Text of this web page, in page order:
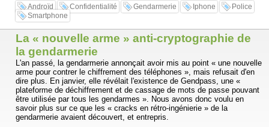
Androïd Confidentialité Gendarmerie Iphone
Police
Smartphone
La « nouvelle arme » anti-cryptographie de
la gendarmerie
L'an passé, la gendarmerie annonçait avoir mis au point « une nouvelle
arme pour contrer le chiffrement des téléphones », mais refusait d'en
dire plus. En janvier, elle révélait l'existence de Gendpass, une «
plateforme de déchiffrement et de cassage de mots de passe pouvant
être utilisée par tous les gendarmes ». Nous avons donc voulu en
savoir plus sur ce que les « cracks en rétro-ingénierie » de la
gendarmerie avaient découvert, et entrepris.